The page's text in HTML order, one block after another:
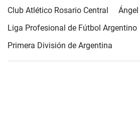
Club Atlético Rosario Central
Liga Profesional de Fútbol Argentino
Primera División de Argentina